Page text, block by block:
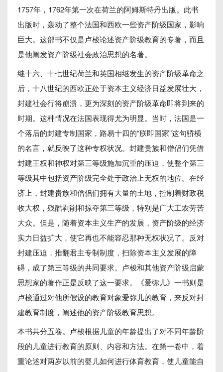
1757年，1762年第一次在荷兰的阿姆斯特丹出版。此书
出版时，轰动了整个法国和西欧一些资产阶级国家，影响
巨大。这部书不仅是卢梭论述资产阶级教育的专著，而且
是他阐发资产阶级社会政治思想的名著。
继十六、十七世纪荷兰和英国相继发生的资产阶级革命之
后，十八世纪的西欧正处于资本主义经济日益发展壮大，
封建社会行将崩溃，更为深刻的资产阶级革命即将到来的
时期。这种情况在法国表现得尤为明显。当时，法国是一
个落后的封建专制国家，路易十四的“朕即国家”这句骄横
的名言，就反映了这种专权状况。封建贵族和僧侣们凭借
封建王权和神权对第三等级施加沉重的压迫，使整个第三
等级其中包括资产阶级完全处于政治上无权的地位。在经
济上，封建贵族和僧侣们拥有大量的土地，控制着财政税
收大权，残酷剥削和掠夺第三等级，特别是广大工农劳苦
大众。但是，随着资本主义生产的发展，资产阶级的经济
实力日益扩大，使它再也不能容忍那种无权状况了。反对
封建压迫，推翻君主专制制度，扫除资本主义发展的障
碍，成了第三等级的共同要求。卢梭和其他资产阶级启蒙
思想家的著作正是反映了这一要求。《爱弥儿》一书则是
卢梭通过对他所假设的教育对象爱弥儿的教育，来反对封
建教育制度，阐述他的资产阶级教育思想。
本书共分五卷。卢梭根据儿童的年龄提出了对不同年龄阶
段的儿童进行教育的原则、内容和方法。在第一卷中，着
重论述对两岁以前的婴儿如何进行体育教育，使儿童能自